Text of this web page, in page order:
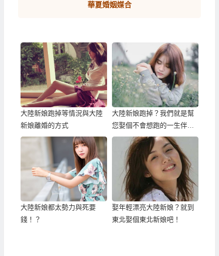
華夏婚姻媒合
大陸新娘跑掉等情況與大陸
新娘離婚的方式
大陸新娘跑掉？我們就是幫
您娶個不會想跑的一生伴
侶！
大陸新娘都太勢力與死要
錢！？
娶年輕漂亮大陸新娘？就到
東北娶個東北新娘吧！